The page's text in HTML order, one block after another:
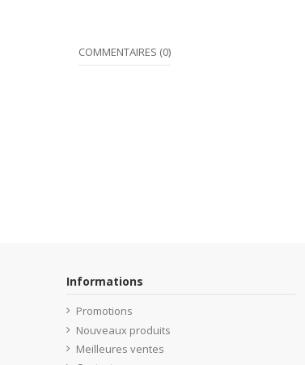
COMMENTAIRES (0)
Informations
Promotions
Nouveaux produits
Meilleures ventes